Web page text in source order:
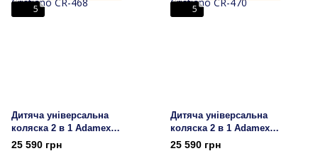
5
Дитяча універсальна
коляска 2 в 1 Adamex
Cristiano CR-468
25 590 грн
5
Дитяча універсальна
коляска 2 в 1 Adamex
Cristiano CR-470
25 590 грн